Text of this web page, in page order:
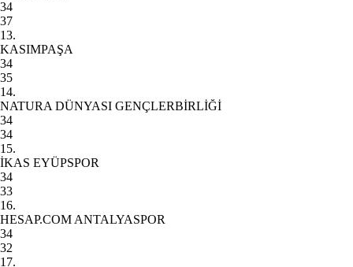
34
37
13.
KASIMPAŞA
34
35
14.
NATURA DÜNYASI GENÇLERBİRLİĞİ
34
34
15.
İKAS EYÜPSPOR
34
33
16.
HESAP.COM ANTALYASPOR
34
32
17.